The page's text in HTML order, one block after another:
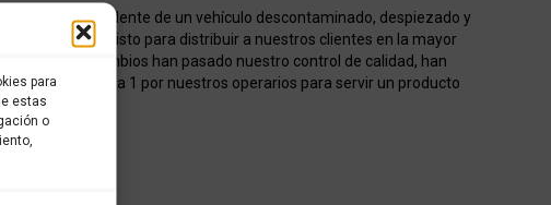
para
estas
o
usado procedente de un vehículo descontaminado, despiezado y
almacén listo para distribuir a nuestros clientes en la mayor
Todos los recambios han pasado nuestro control de calidad, han
1 a 1 por nuestros operarios para servir un producto